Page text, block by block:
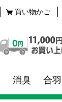
買い物かご
消臭 合羽